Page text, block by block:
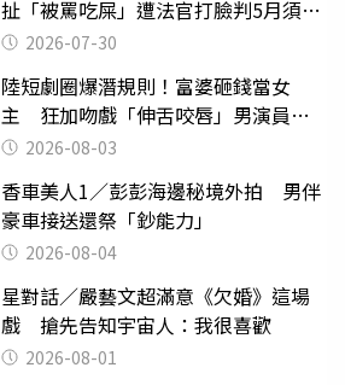
扯「被罵吃屎」遭法官打臉判5月須入
監 2026-07-30
陸短劇圈爆潛規則！富婆砸錢當女
主 狂加吻戲「伸舌咬唇」男演員崩
潰 2026-08-03
香車美人1／彭彭海邊秘境外拍 男伴
豪車接送還祭「鈔能力」
2026-08-04
星對話／嚴藝文超滿意《欠婚》這場
戲 搶先告知宇宙人：我很喜歡
2026-08-01